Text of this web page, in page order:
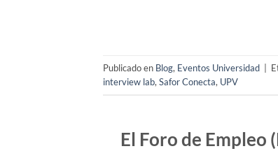
Publicado en Blog, Eventos Universidad
interview lab, Safor Conecta, UPV
El Foro de Empleo